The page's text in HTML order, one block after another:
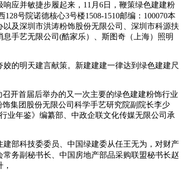
应并敏捷步履起来，11月6日，鞭策绿色建建粉
号院诺德核心3号楼1508-1510邮编：100070本
及深圳市洪涛粉饰股份无限公司、深圳市科源扶
手艺无限公司(酷家乐）、斯图奇（上海）照明
的明天建言献策。新建建建一律达到绿色建建尺
开首届后举办的又一次主要的绿色建建粉饰行业
集团股份无限公司科学手艺研究院副院长李少
业年鉴》编纂部、中政企联文化传媒无限公司承
部科技委委员、中国绿建委从任王无为，对财产
常务副秘书长、中国房地产部品采购联盟秘书长赵